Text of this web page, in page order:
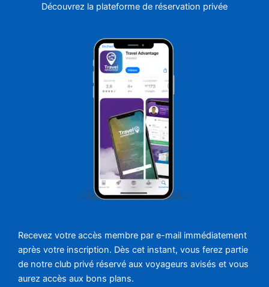
Découvrez la plateforme de réservation privée
Recevez votre accès membre par e-mail immédiatement
après votre inscription. Dès cet instant, vous ferez partie
de notre club privé réservé aux voyageurs avisés et vous
aurez accès aux bons plans.